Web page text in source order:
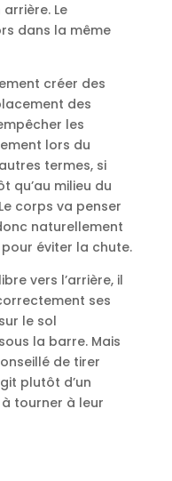
Le
dans la même
créer des
des
les
lors du
termes, si
qu’au milieu du
corps va penser
naturellement
éviter la chute.
vers l’arrière, il
ses
le sol
la barre. Mais
de tirer
plutôt d’un
tourner à leur